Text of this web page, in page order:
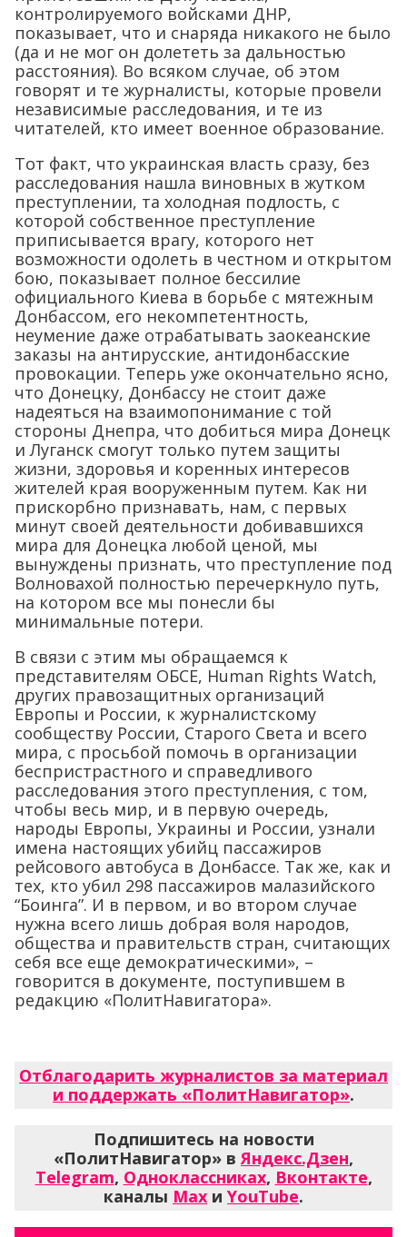
контролируемого войсками ДНР,
показывает, что и снаряда никакого не было
(да и не мог он долететь за дальностью
расстояния). Во всяком случае, об этом
говорят и те журналисты, которые провели
независимые расследования, и те из
читателей, кто имеет военное образование.
Тот факт, что украинская власть сразу, без
расследования нашла виновных в жутком
преступлении, та холодная подлость, с
которой собственное преступление
приписывается врагу, которого нет
возможности одолеть в честном и открытом
бою, показывает полное бессилие
официального Киева в борьбе с мятежным
Донбассом, его некомпетентность,
неумение даже отрабатывать заокеанские
заказы на антирусские, антидонбасские
провокации. Теперь уже окончательно ясно,
что Донецку, Донбассу не стоит даже
надеяться на взаимопонимание с той
стороны Днепра, что добиться мира Донецк
и Луганск смогут только путем защиты
жизни, здоровья и коренных интересов
жителей края вооруженным путем. Как ни
прискорбно признавать, нам, с первых
минут своей деятельности добивавшихся
мира для Донецка любой ценой, мы
вынуждены признать, что преступление под
Волновахой полностью перечеркнуло путь,
на котором все мы понесли бы
минимальные потери.
В связи с этим мы обращаемся к
представителям ОБСЕ, Human Rights Watch,
других правозащитных организаций
Европы и России, к журналистскому
сообществу России, Старого Света и всего
мира, с просьбой помочь в организации
беспристрастного и справедливого
расследования этого преступления, с том,
чтобы весь мир, и в первую очередь,
народы Европы, Украины и России, узнали
имена настоящих убийц пассажиров
рейсового автобуса в Донбассе. Так же, как и
тех, кто убил 298 пассажиров малазийского
“Боинга”. И в первом, и во втором случае
нужна всего лишь добрая воля народов,
общества и правительств стран, считающих
себя все еще демократическими», –
говорится в документе, поступившем в
редакцию «ПолитНавигатора».
Отблагодарить журналистов за материал
и поддержать «ПолитНавигатор».
Подпишитесь на новости
«ПолитНавигатор» вЯндекс.Дзен,
Telegram, Одноклассниках, Вконтакте,
каналы Max и YouTube.